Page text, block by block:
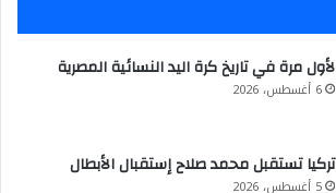
لأول مرة في تاريخ كرة اليد النسائية المصرية
6 أغسطس، 2026
تركيا تستقبل محمد صلاح إستقبال الأبطال
5 أغسطس، 2026